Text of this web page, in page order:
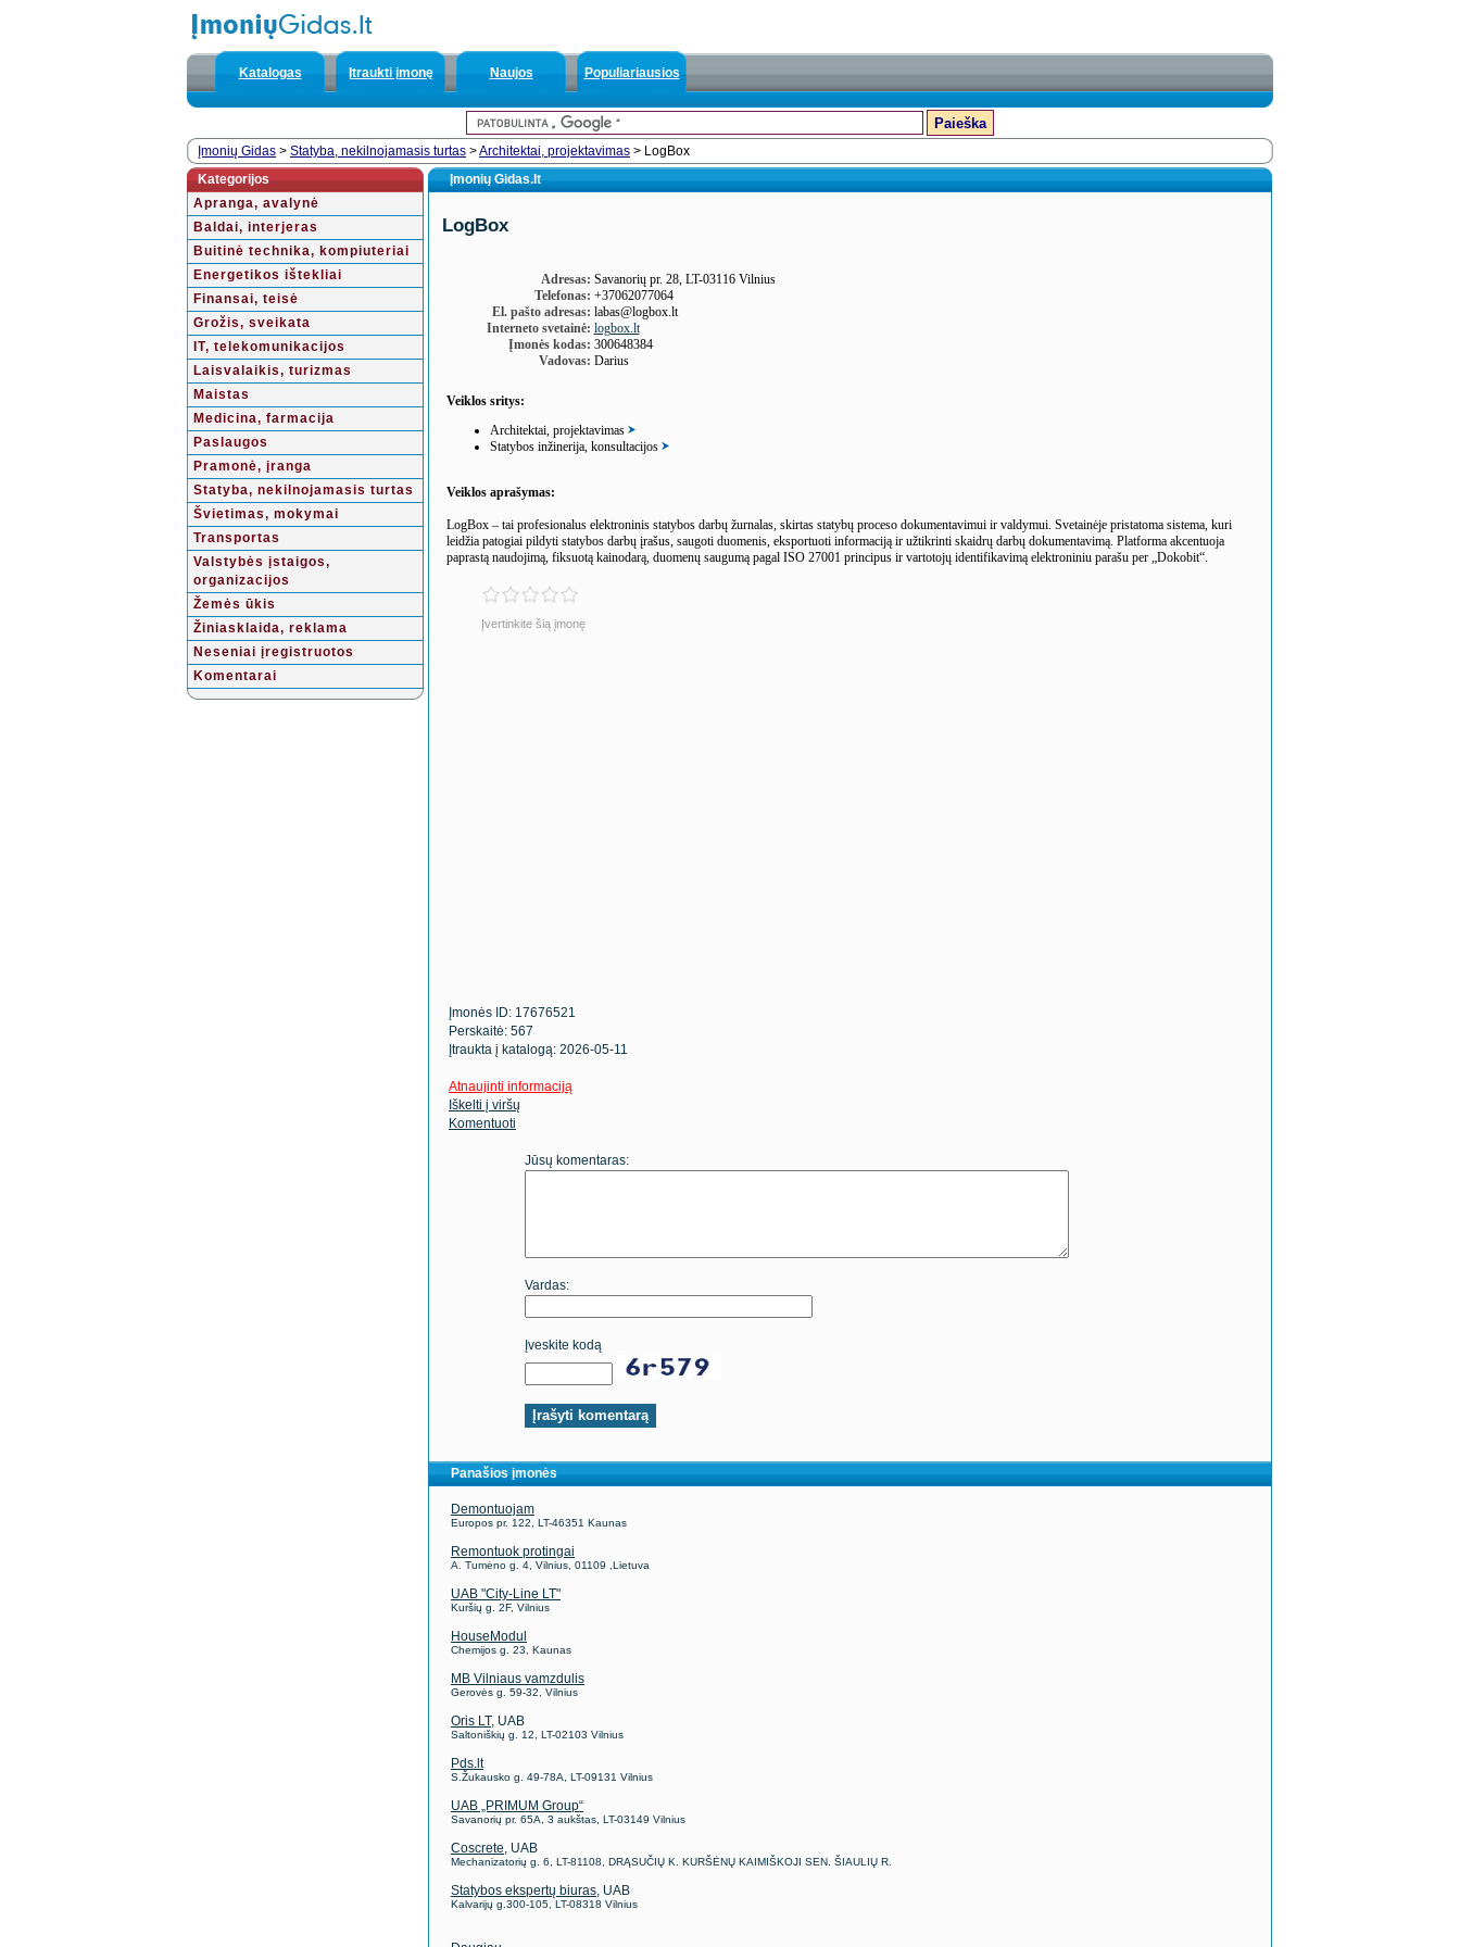
Katalogas Įtraukti įmonę Naujos Populiariausios
Įmonių Gidas > Statyba, nekilnojamasis turtas >Architektai, projektavimas > LogBox
Kategorijos
Apranga, avalynė
Baldai, interjeras
Buitinė technika, kompiuteriai
Energetikos ištekliai
Finansai, teisė
Grožis, sveikata
IT, telekomunikacijos
Laisvalaikis, turizmas
Maistas
Medicina, farmacija
Paslaugos
Pramonė, įranga
Statyba, nekilnojamasis turtas
Švietimas, mokymai
Transportas
Valstybės įstaigos,
organizacijos
Žemės ūkis
Žiniasklaida, reklama
Neseniai įregistruotos
Komentarai
Įmonių Gidas.lt
LogBox
Adresas: Savanorių pr. 28, LT-03116 Vilnius
Telefonas: +37062077064
El. pašto adresas: labas@logbox.lt
Interneto svetainė: logbox.lt
Įmonės kodas: 300648384
Vadovas: Darius
Veiklos sritys:
Architektai, projektavimas
Statybos inžinerija, konsultacijos
Veiklos aprašymas:
LogBox – tai profesionalus elektroninis statybos darbų žurnalas, skirtas statybų proceso dokumentavimui ir valdymui. Svetainėje pristatoma sistema, kuri
leidžia patogiai pildyti statybos darbų įrašus, saugoti duomenis, eksportuoti informaciją ir užtikrinti skaidrų darbų dokumentavimą. Platforma akcentuoja
paprastą naudojimą, fiksuotą kainodarą, duomenų saugumą pagal ISO 27001 principus ir vartotojų identifikavimą elektroniniu parašu per „Dokobit“.
Įvertinkite šią įmonę
Įmonės ID: 17676521
Perskaitė: 567
Įtraukta į katalogą: 2026-05-11
Atnaujinti informaciją
Iškelti į viršų
Komentuoti
Jūsų komentaras:
Vardas:
Įveskite kodą
Panašios įmonės
Demontuojam
Europos pr. 122, LT-46351 Kaunas
Remontuok protingai
A. Tumėno g. 4, Vilnius, 01109 ,Lietuva
UAB "City-Line LT"
Kuršių g. 2F, Vilnius
HouseModul
Chemijos g. 23, Kaunas
MB Vilniaus vamzdulis
Gerovės g. 59-32, Vilnius
Oris LT, UAB
Saltoniškių g. 12, LT-02103 Vilnius
Pds.lt
S.Žukausko g. 49-78A, LT-09131 Vilnius
UAB „PRIMUM Group“
Savanorių pr. 65A, 3 aukštas, LT-03149 Vilnius
Coscrete , UAB
Mechanizatorių g. 6, LT-81108, DRĄSUČIŲ K. KURŠĖNŲ KAIMIŠKOJI SEN. ŠIAULIŲ R.
Statybos ekspertų biuras , UAB
Kalvarijų g.300-105, LT-08318 Vilnius